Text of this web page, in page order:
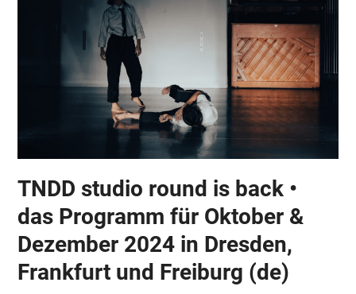
TNDD studio round is back •
das Programm für Oktober &
Dezember 2024 in Dresden,
Frankfurt und Freiburg (de)